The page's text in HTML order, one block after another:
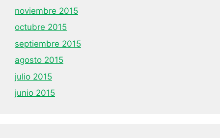
noviembre 2015
octubre 2015
septiembre 2015
agosto 2015
julio 2015
junio 2015